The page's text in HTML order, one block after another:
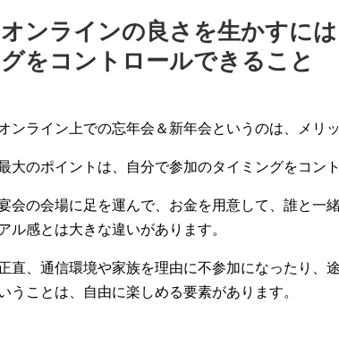
オンラインの良さを生かすに
グをコントロールできること
ンライン上での忘年会＆新年会というのは、メリ
大のポイントは、自分で参加のタイミングをコン
会の会場に足を運んで、お金を用意して、誰と一
ル感とは大きな違いがあります。
直、通信環境や家族を理由に不参加になったり、
うことは、自由に楽しめる要素があります。